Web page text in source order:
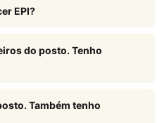
EPI?
do posto. Tenho
Também tenho